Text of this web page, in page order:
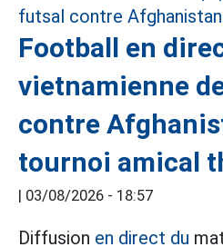
Football en
vietnamienne
contre
tournoi amical
| 03/08/2026 - 18:57
Diffusion en direct du